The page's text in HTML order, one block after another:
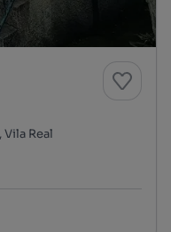
Real